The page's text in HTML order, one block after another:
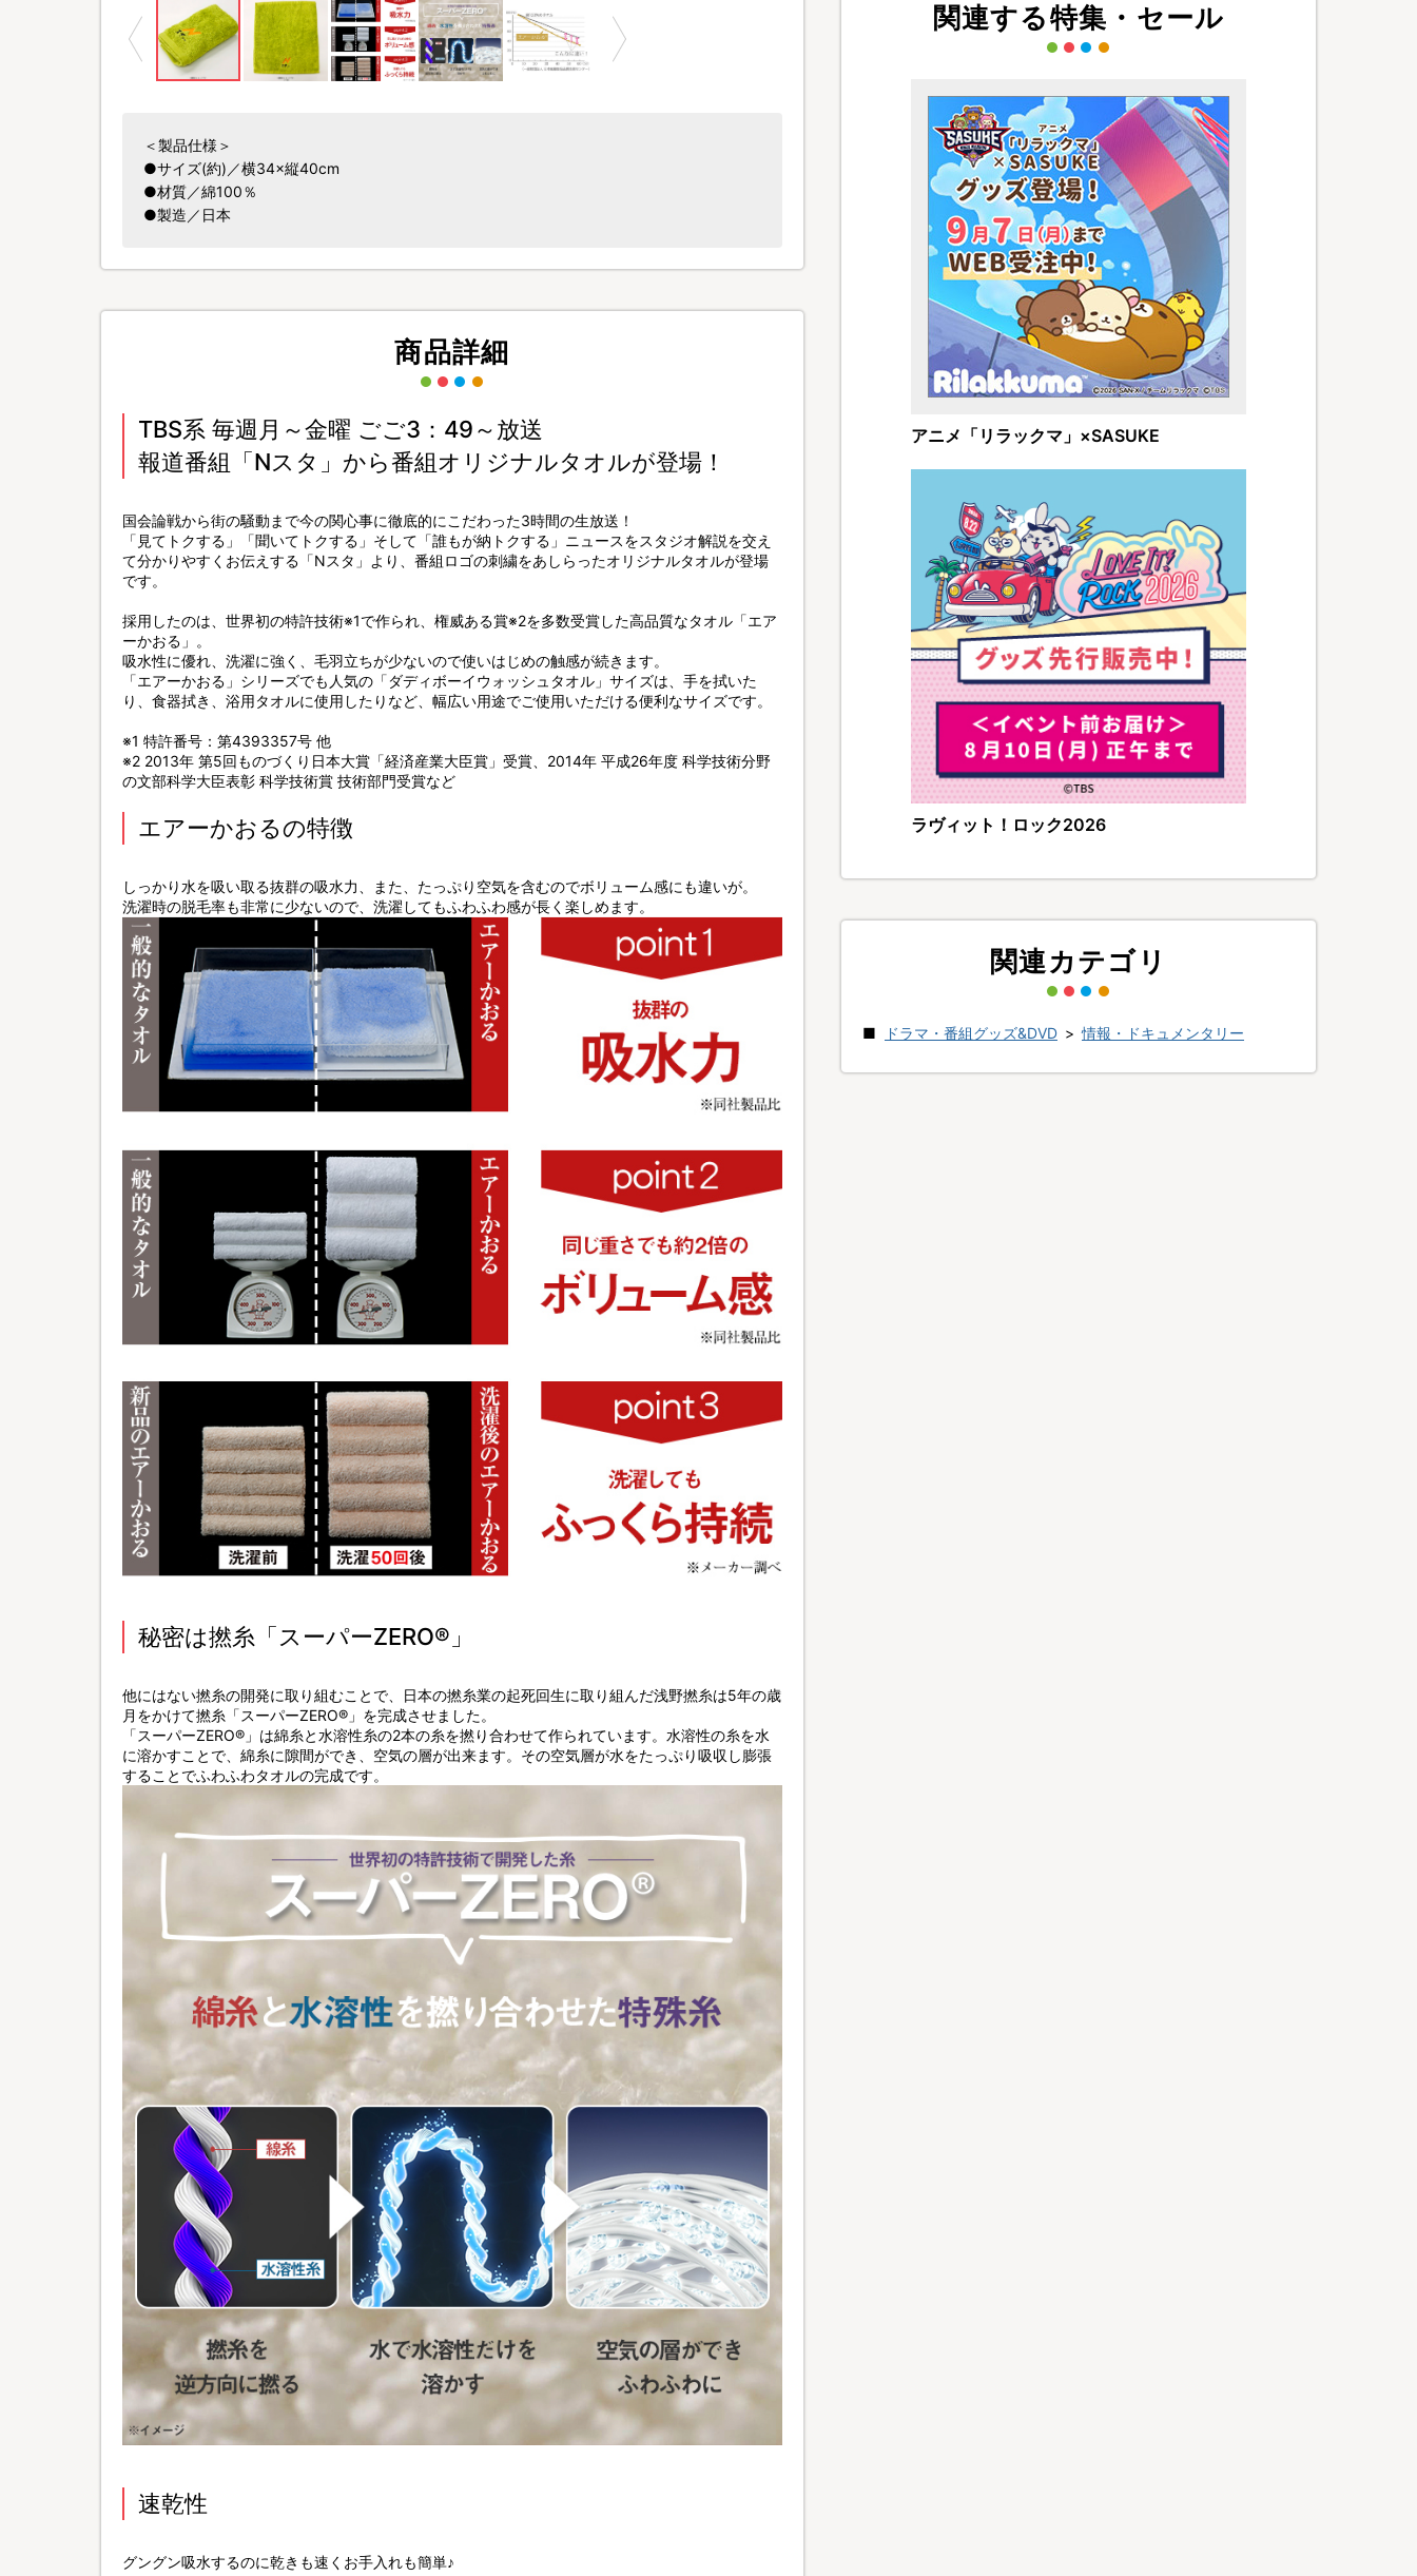
＜製品仕様＞
●サイズ(約)／横34×縦40cm
●材質／綿100％
●製造／日本
商品詳細
TBS系 毎週月～金曜 ごご3：49～放送
報道番組「Nスタ」から番組オリジナルタオルが登場！
国会論戦から街の騒動まで今の関心事に徹底的にこだわった3時間の生放送！
「見てトクする」「聞いてトクする」そして「誰もが納トクする」ニュースをスタジオ解説を交え
て分かりやすくお伝えする「Nスタ」より、番組ロゴの刺繍をあしらったオリジナルタオルが登場
です。
採用したのは、世界初の特許技術※1で作られ、権威ある賞※2を多数受賞した高品質なタオル「エア
ーかおる」。
吸水性に優れ、洗濯に強く、毛羽立ちが少ないので使いはじめの触感が続きます。
「エアーかおる」シリーズでも人気の「ダディボーイウォッシュタオル」サイズは、手を拭いた
り、食器拭き、浴用タオルに使用したりなど、幅広い用途でご使用いただける便利なサイズです。
※1 特許番号：第4393357号 他
※2 2013年 第5回ものづくり日本大賞「経済産業大臣賞」受賞、2014年 平成26年度 科学技術分野
の文部科学大臣表彰 科学技術賞 技術部門受賞など
エアーかおるの特徴
しっかり水を吸い取る抜群の吸水力、また、たっぷり空気を含むのでボリューム感にも違いが。
洗濯時の脱毛率も非常に少ないので、洗濯してもふわふわ感が長く楽しめます。
秘密は撚糸「スーパーZERO®」
他にはない撚糸の開発に取り組むことで、日本の撚糸業の起死回生に取り組んだ浅野撚糸は5年の歳
月をかけて撚糸「スーパーZERO®」を完成させました。
「スーパーZERO®」は綿糸と水溶性糸の2本の糸を撚り合わせて作られています。水溶性の糸を水
に溶かすことで、綿糸に隙間ができ、空気の層が出来ます。その空気層が水をたっぷり吸収し膨張
することでふわふわタオルの完成です。
速乾性
グングン吸水するのに乾きも速くお手入れも簡単♪
関連する特集・セール
アニメ「リラックマ」×SASUKE
ラヴィット！ロック2026
関連カテゴリ
ドラマ・番組グッズ&DVD > 情報・ドキュメンタリー